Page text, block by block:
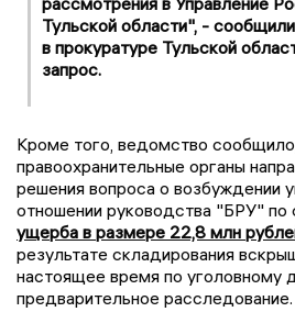
Тульской области", -
в прокуратуре Тульской
запрос.
Кроме того, ведомство
правоохранительные органы
решения вопроса о возбуждении
отношении руководства "БРУ" по
ущерба в размере 22,8 млн
результате складирования
настоящее время по уголовному
предварительное расследование.